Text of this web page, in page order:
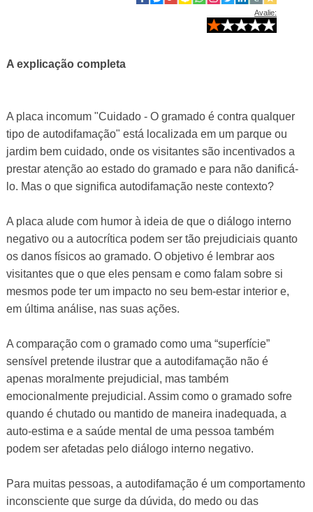
Avalie:
A explicação completa
A placa incomum "Cuidado - O gramado é contra qualquer
tipo de autodifamação" está localizada em um parque ou
jardim bem cuidado, onde os visitantes são incentivados a
prestar atenção ao estado do gramado e para não danificá-
lo. Mas o que significa autodifamação neste contexto?
A placa alude com humor à ideia de que o diálogo interno
negativo ou a autocrítica podem ser tão prejudiciais quanto
os danos físicos ao gramado. O objetivo é lembrar aos
visitantes que o que eles pensam e como falam sobre si
mesmos pode ter um impacto no seu bem-estar interior e,
em última análise, nas suas ações.
A comparação com o gramado como uma “superfície”
sensível pretende ilustrar que a autodifamação não é
apenas moralmente prejudicial, mas também
emocionalmente prejudicial. Assim como o gramado sofre
quando é chutado ou mantido de maneira inadequada, a
auto-estima e a saúde mental de uma pessoa também
podem ser afetadas pelo diálogo interno negativo.
Para muitas pessoas, a autodifamação é um comportamento
inconsciente que surge da dúvida, do medo ou das